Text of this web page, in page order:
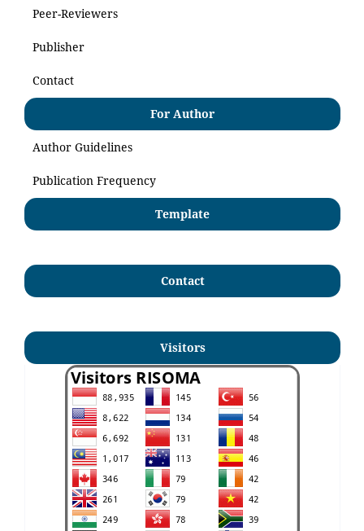
Peer-Reviewers
Publisher
Contact
For Author
Author Guidelines
Publication Frequency
Template
Contact
Visitors